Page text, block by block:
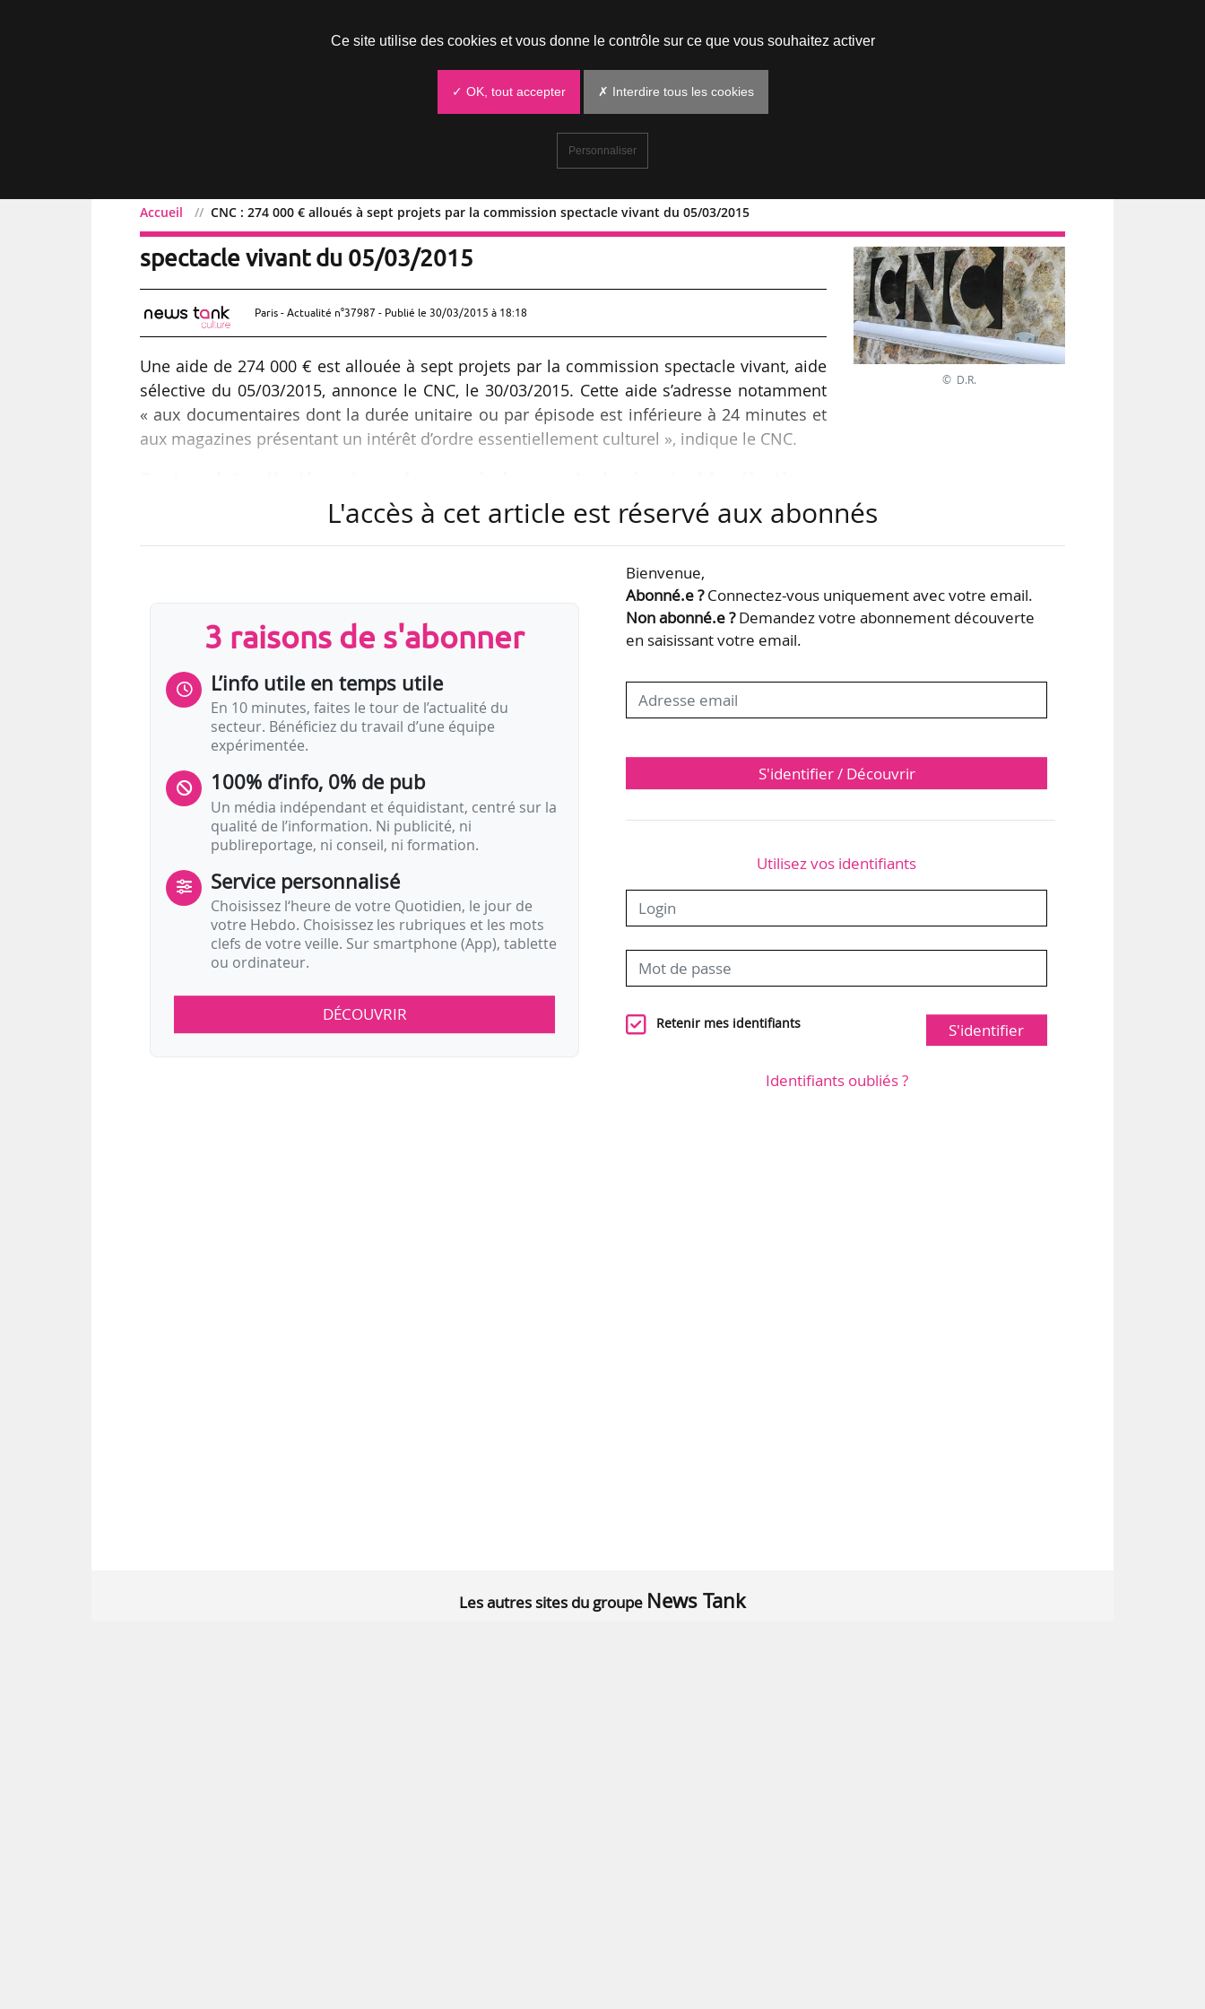
Accueil CNC : 274 000 € alloués à sept projets par la commission spectacle vivant du 05/03/2015
CNC : 274 000 € alloués à sept projets par la commission
spectacle vivant du 05/03/2015
Paris - Actualité n°37987 - Publié le 30/03/2015 à 18:18
Une aide de 274 000 € est allouée à sept projets par la commission spectacle vivant, aide
sélective du 05/03/2015, annonce le CNC, le 30/03/2015. Cette aide s’adresse notamment
« aux documentaires dont la durée unitaire ou par épisode est inférieure à 24 minutes et
aux magazines présentant un intérêt d’ordre essentiellement culturel », indique le CNC.
Genre
© D.R.
L'accès à cet article est réservé aux abonnés
3 raisons de s'abonner
L’info utile en temps utile
En 10 minutes, faites le tour de l’actualité du
secteur. Bénéficiez du travail d’une équipe
expérimentée.
100% d’info, 0% de pub
Un média indépendant et équidistant, centré sur la
qualité de l’information. Ni publicité, ni
publireportage, ni conseil, ni formation.
Service personnalisé
Choisissez l‘heure de votre Quotidien, le jour de
votre Hebdo. Choisissez les rubriques et les mots
clefs de votre veille. Sur smartphone (App), tablette
ou ordinateur.
DÉCOUVRIR
Bienvenue,
Abonné.e ?Connectez-vous uniquement avec votre email.
Non abonné.e ?Demandez votre abonnement découverte
en saisissant votre email.
S'identifier / Découvrir
Utilisez vos identifiants
Retenir mes identifiants S'identifier
Identifiants oubliés ?
Les autres sites du groupe News Tank
Ce site utilise des cookies et vous donne le contrôle sur ce que vous souhaitez activer
✓ OK, tout accepter ✗ Interdire tous les cookies
Personnaliser